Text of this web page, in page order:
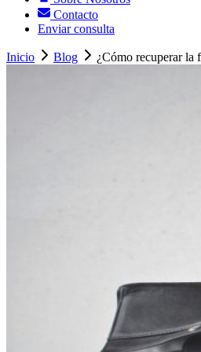
Contacto
Enviar consulta
Inicio Blog ¿Cómo recuperar la